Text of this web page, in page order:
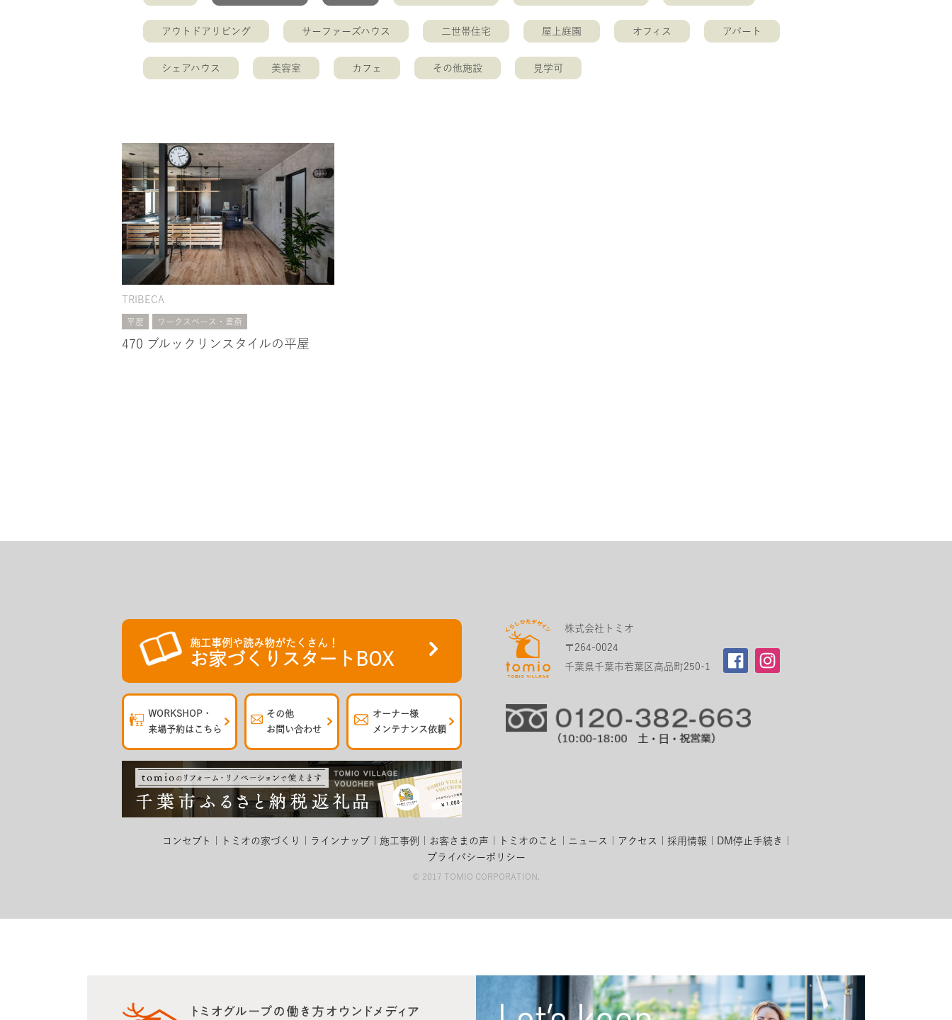
アウトドアリビング サーファーズハウス 二世帯住宅 屋上庭園 オフィス アパート
シェアハウス 美容室 カフェ その他施設 見学可
TRIBECA
平屋 ワークスペース・書斎
470 ブルックリンスタイルの平屋
施工事例や読み物がたくさん！
お家づくりスタートBOX
WORKSHOP・
来場予約はこちら
その他
お問い合わせ
オーナー様
メンテナンス依頼
株式会社トミオ
〒264-0024
千葉県千葉市若葉区高品町250-1
コンセプト トミオの家づくり ラインナップ 施工事例 お客さまの声 トミオのこと ニュース アクセス 採用情報
DM停止手続き
プライバシーポリシー
© 2017 TOMIO CORPORATION.